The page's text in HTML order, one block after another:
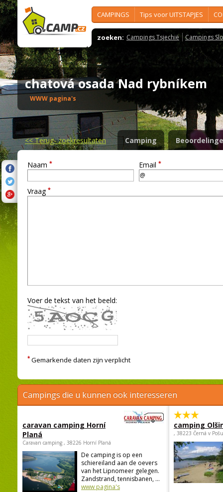
CAMPINGS Tips voor UITSTAPJES
zoeken: Campings Tsjechië Campings
chatová osada Nad rybníkem
WWW pagina's
<<Terug- zoekresultaten Camping
Naam * Email *
Vraag *
Voer de tekst van het beeld:
* Gemarkende daten zijn verplicht
Campings die u kunnen ook interesseren
caravan camping Horní
Planá
Caravan camping , 38226 Horní Planá
De camping is op een
schiereiland aan de oevers
van het Lipnomeer gelegen.
Zandstrand, tennisbanen, ...
www pagina's
camping
, 38223 Černá v